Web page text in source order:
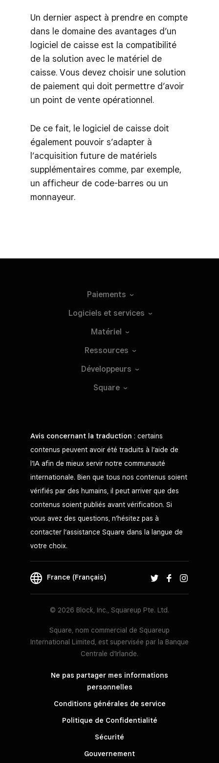
Un dernier aspect à prendre en compte
dans le domaine des avantages d’un
logiciel de caisse est la compatibilité
de la solution avec le matériel de
caisse. Vous devez choisir une solution
de paiement qui doit permettre d’avoir
un point de vente opérationnel.
De ce fait, le logiciel de caisse doit
également pouvoir s’adapter à
l’acquisition future de matériels
supplémentaires comme, par exemple,
un afficheur de code-barres ou un
monnayeur.
Paiements
Logiciels et services
Matériel
Ressources
Développeurs
Square
Avis concernant la traduction : certains
contenus peuvent avoir été traduits à l’aide de
l’IA afin de mieux servir notre communauté
internationale. Bien que tous nos contenus soient
vérifiés par des humains, il peut arriver que des
contenus soient publiés avant vérification. Si
vous avez des questions, n’hésitez pas à
contacter l’assistance Square dans la langue de
votre choix.
France (Français)
© 2026 Block, Inc., Squareup Pte. Ltd.
Square, nom commercial de Squareup
International Limited, est supervisée par la Banque
Centrale d’Irlande.
Ne pas partager mes informations
personnelles
Conditions générales de service
Politique de Confidentialité
Sécurité
Gouvernement